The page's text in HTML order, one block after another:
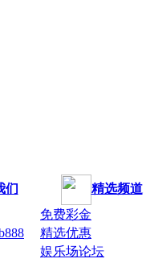
们 精选频道
免费彩金
精选优惠
娱乐场论坛